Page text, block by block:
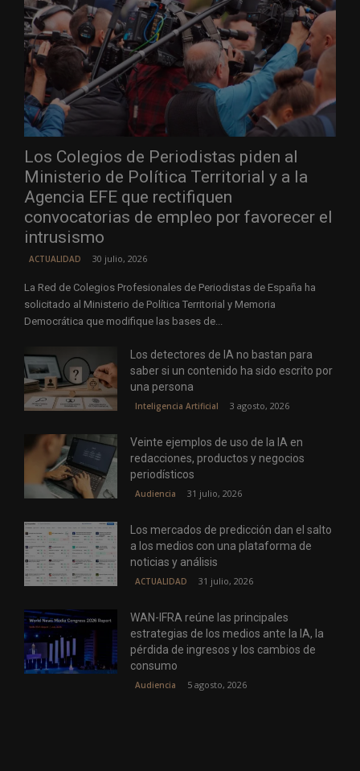
Los Colegios de Periodistas piden al
Ministerio de Política Territorial y a la
Agencia EFE que rectifiquen
convocatorias de empleo por favorecer el
intrusismo
ACTUALIDAD 30 julio, 2026
La Red de Colegios Profesionales de Periodistas de España ha
solicitado al Ministerio de Política Territorial y Memoria
Democrática que modifique las bases de...
Los detectores de IA no bastan para
saber si un contenido ha sido escrito por
una persona
Inteligencia Artificial 3 agosto, 2026
Veinte ejemplos de uso de la IA en
redacciones, productos y negocios
periodísticos
Audiencia 31 julio, 2026
Los mercados de predicción dan el salto
a los medios con una plataforma de
noticias y análisis
ACTUALIDAD 31 julio, 2026
WAN-IFRA reúne las principales
estrategias de los medios ante la IA, la
pérdida de ingresos y los cambios de
consumo
Audiencia 5 agosto, 2026